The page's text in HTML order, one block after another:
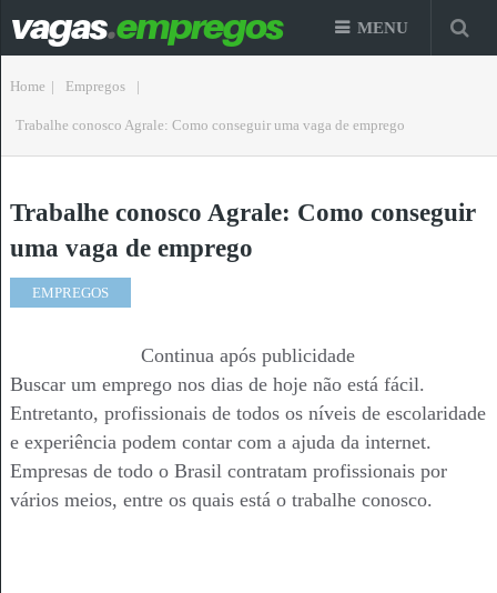
MENU
Home | Empregos |
Trabalhe conosco Agrale: Como conseguir uma vaga de emprego
Trabalhe conosco Agrale: Como conseguir
uma vaga de emprego
EMPREGOS
Continua após publicidade
Buscar um emprego nos dias de hoje não está fácil.
Entretanto, profissionais de todos os níveis de escolaridade
e experiência podem contar com a ajuda da internet.
Empresas de todo o Brasil contratam profissionais por
vários meios, entre os quais está o trabalhe conosco.